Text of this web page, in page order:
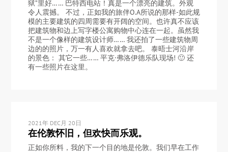
狱”里好…… 巴特西电站！真是一个漂亮的建筑。外观
令人震撼。 不过，正如我的旅伴O.A所说的那样-如此规
模的主要建筑的四周需要有开阔的空间。也许真不应该
把建筑物和边上写字楼公寓购物中心连在一起。虽然我
不是一个像样的建筑设计师…… 我还拍了一些建筑物周
边的的照片，万一有人喜欢就拿去吧。 泰晤士河沿岸
的景色： 其它一些…… 平克·弗洛伊德乐队现场! 🙂 还
有一些照片在这里。
2021年 DEC月 20日
在伦敦怀旧，但欢快而乐观。
正如你所料，我的下一个目的地是伦敦。我们早在工作